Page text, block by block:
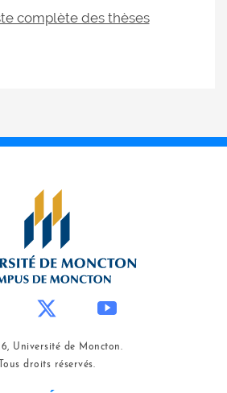
complète des thèses
Université de Moncton.
Tous droits réservés.